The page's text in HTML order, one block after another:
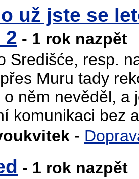
už jste se
2 - 1 rok nazpět
Središće, resp.
Muru tady
něm nevěděl, a
komunikaci bez
-
- 1 rok nazpět